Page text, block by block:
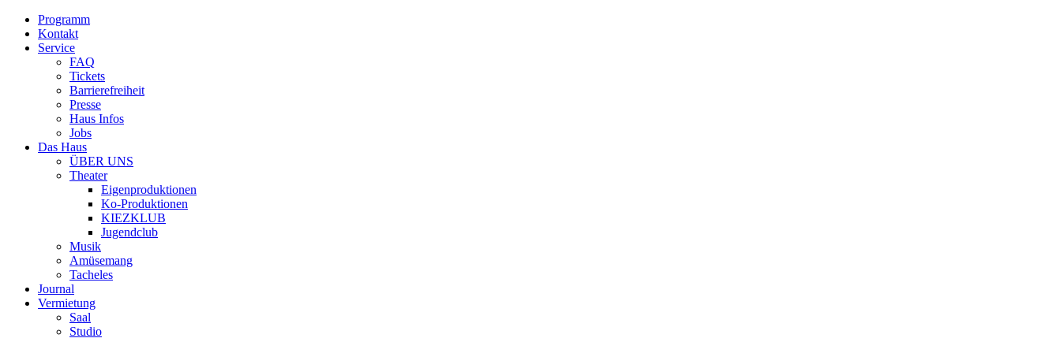
Programm
Kontakt
Service
FAQ
Tickets
Barrierefreiheit
Presse
Haus Infos
Jobs
Das Haus
ÜBER UNS
Theater
Eigenproduktionen
Ko-Produktionen
KIEZKLUB
Jugendclub
Musik
Amüsemang
Tacheles
Journal
Vermietung
Saal
Studio